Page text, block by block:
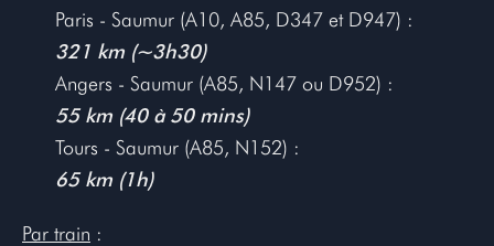
Paris - Saumur (A10, A85, D347 et D947) :
321 km (~3h30)
Angers - Saumur (A85, N147 ou D952) :
55 km (40 à 50 mins)
Tours - Saumur (A85, N152) :
65 km (1h)
Par train :